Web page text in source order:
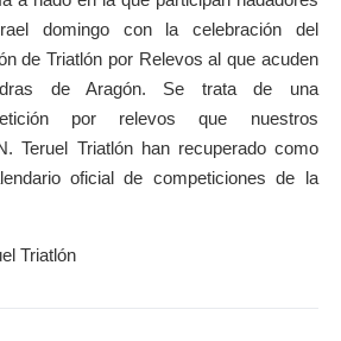
domingo con la celebración del
de Triatlón por Relevos al que acuden
de Aragón. Se trata de una
por relevos que nuestros
Teruel Triatlón han recuperado como
oficial de competiciones de la
Triatlón